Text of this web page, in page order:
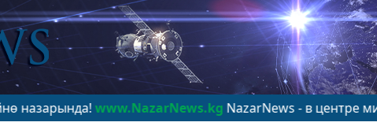
www.NazarNews.kgNazarNews - в центре мирового